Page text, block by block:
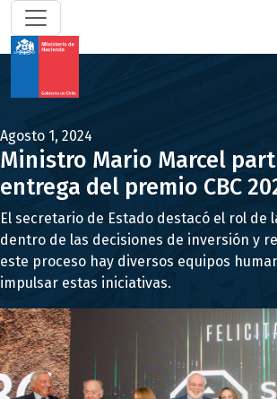
Agosto 1, 2024
Ministro Mario Marcel
entrega del premio CBC
El secretario de Estado destacó el rol de
dentro de las decisiones de inversión y
este proceso hay diversos equipos
impulsar estas iniciativas.